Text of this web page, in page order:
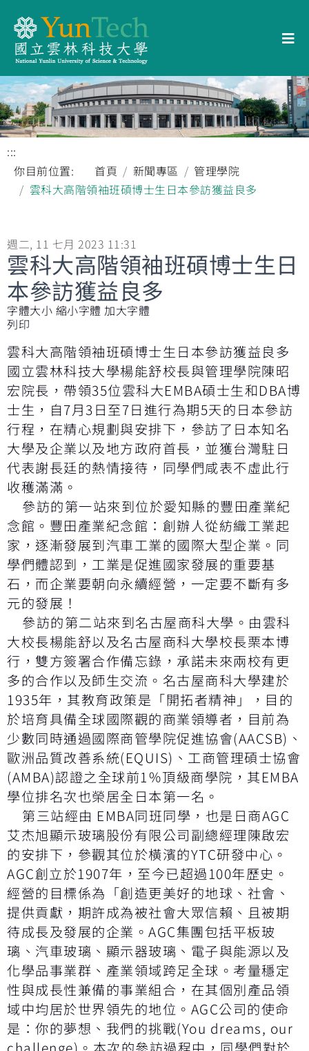
:::
你目前位置:
首頁 新聞專區
管理學院
雲科大高階領袖班碩博士生日本參訪獲益良多
週二, 11 七月 2023 11:31
雲科大高階領袖班碩博士生日
本參訪獲益良多
字體大小 縮小字體 加大字體
列印
雲科大高階領袖班碩博士生日本參訪獲益良多
國立雲林科技大學楊能舒校長與管理學院陳昭
宏院長，帶領35位雲科大EMBA碩士生和DBA博
士生，自7月3日至7日進行為期5天的日本參訪
行程，在精心規劃與安排下，參訪了日本知名
大學及企業以及地方政府首長，並獲台灣駐日
代表謝長廷的熱情接待，同學們咸表不虛此行
收穫滿滿。
參訪的第一站來到位於愛知縣的豐田產業紀
念館。豐田產業紀念館：創辦人從紡織工業起
家，逐漸發展到汽車工業的國際大型企業。同
學們體認到，工業是促進國家發展的重要基
石，而企業要朝向永續經營，一定要不斷有多
元的發展！
參訪的第二站來到名古屋商科大學。由雲科
大校長楊能舒以及名古屋商科大學校長栗本博
行，雙方簽署合作備忘錄，承諾未來兩校有更
多的合作以及師生交流。名古屋商科大學建於
1935年，其教育政策是「開拓者精神」，目的
於培育具備全球國際觀的商業領導者，目前為
少數同時通過國際商管學院促進協會(AACSB)、
歐洲品質改善系統(EQUIS)、工商管理碩士協會
(AMBA)認證之全球前1％頂級商學院，其EMBA
學位排名次也榮居全日本第一名。
第三站經由 EMBA同班同學，也是日商AGC
艾杰旭顯示玻璃股份有限公司副總經理陳啟宏
的安排下，參觀其位於橫濱的YTC研發中心。
AGC創立於1907年，至今已超過100年歷史。
經營的目標係為「創造更美好的地球、社會、
提供貢獻，期許成為被社會大眾信賴、且被期
待成長及發展的企業。AGC集團包括平板玻
璃、汽車玻璃、顯示器玻璃、電子與能源以及
化學品事業群、產業領域跨足全球。考量穩定
性與成長性兼備的事業組合，在其個別產品領
域中均居於世界領先的地位。AGC公司的使命
是：你的夢想、我們的挑戰(You dreams, our